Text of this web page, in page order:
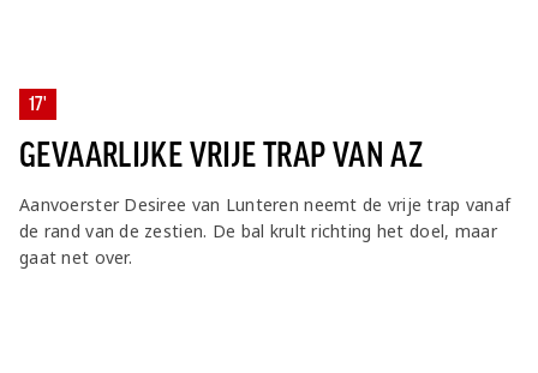
17'
GEVAARLIJKE VRIJE TRAP VAN AZ
Aanvoerster Desiree van Lunteren neemt de vrije trap vanaf
de rand van de zestien. De bal krult richting het doel, maar
gaat net over.